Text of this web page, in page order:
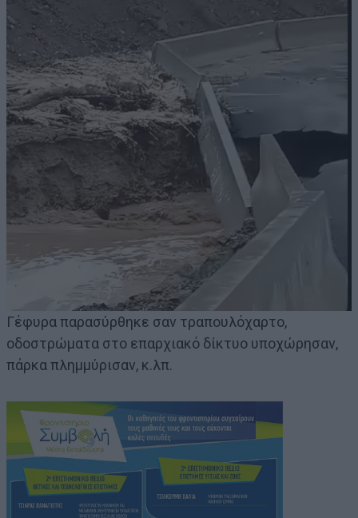
Γέφυρα παρασύρθηκε σαν τραπουλόχαρτο,
οδοστρώματα στο επαρχιακό δίκτυο υποχώρησαν,
πάρκα πλημμύρισαν, κ.λπ.